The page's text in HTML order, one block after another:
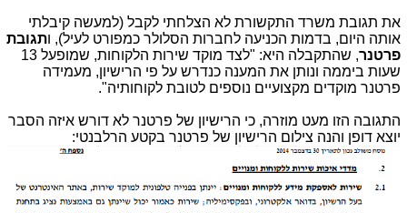
את תגובת משרד התקשורת לא הצלחתי לקבל (למעשה קיבלתי
אותה היום, בדמות הכניעה לחברות הסלולר כמפורט לעיל), ותגובת
פרטנר
, שהתקבלה היא: "לצד מוקד שירות הלקוחות, שמופעל 13
שעות ביממה ונותן את המענה כנדרש על פי הרישיון, מעמידה
פרטנר מוקדים מקצועיים נוספים לטובת לקוחותיה".
התגובה הזו מעט מוזרה, כי הרישיון של פרטנר לא דורש איזה הסבר
יוצא דופן והנה צילום הרישיון של פרטנר בקטע הרלבנטי: